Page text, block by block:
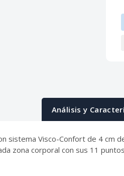
Análisis y
sistema Visco-Confort de 4 cm
zona corporal con sus 11